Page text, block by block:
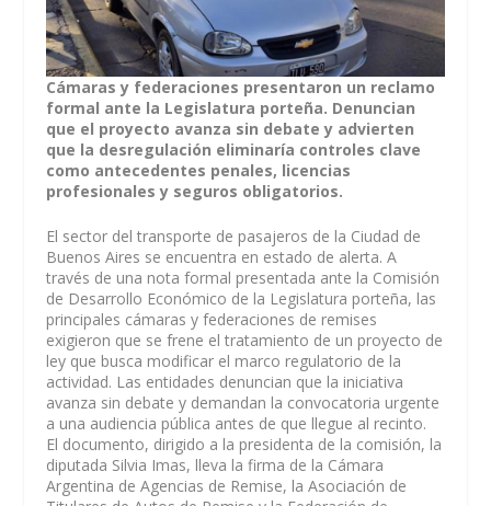
Cámaras y federaciones presentaron un reclamo
formal ante la Legislatura porteña. Denuncian
que el proyecto avanza sin debate y advierten
que la desregulación eliminaría controles clave
como antecedentes penales, licencias
profesionales y seguros obligatorios.
El sector del transporte de pasajeros de la Ciudad de
Buenos Aires se encuentra en estado de alerta. A
través de una nota formal presentada ante la Comisión
de Desarrollo Económico de la Legislatura porteña, las
principales cámaras y federaciones de remises
exigieron que se frene el tratamiento de un proyecto de
ley que busca modificar el marco regulatorio de la
actividad. Las entidades denuncian que la iniciativa
avanza sin debate y demandan la convocatoria urgente
a una audiencia pública antes de que llegue al recinto.
El documento, dirigido a la presidenta de la comisión, la
diputada Silvia Imas, lleva la firma de la Cámara
Argentina de Agencias de Remise, la Asociación de